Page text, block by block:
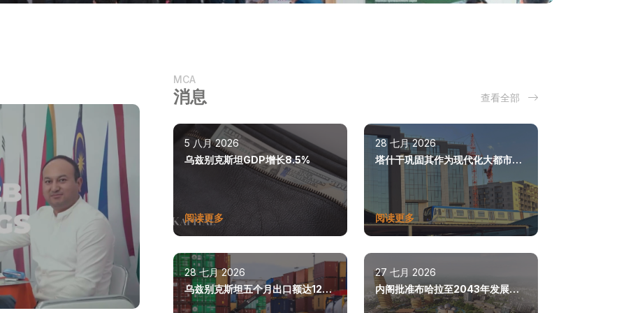
MCA
消息 查看全部
5 八月 2026
乌兹别克斯坦GDP增长8.5%
阅读更多
28 七月 2026
塔什干巩固其作为现代化大都市的
阅读更多
28 七月 2026
乌兹别克斯坦五个月出口额达126
亿美元
27 七月 2026
内阁批准布哈拉至2043年发展总
体规划